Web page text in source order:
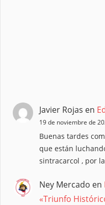
Javier Rojas en
19 de noviembre de
Buenas tardes
que están
sintracarcol , por
Ney Mercado en
«Triunfo